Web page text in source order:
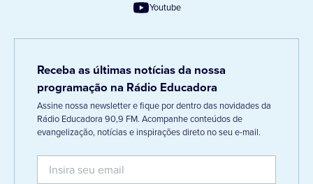
Youtube
Receba as últimas notícias da nossa
programação na Rádio Educadora
Assine nossa newsletter e fique por dentro das novidades da
Rádio Educadora 90,9 FM. Acompanhe conteúdos de
evangelização, notícias e inspirações direto no seu e-mail.